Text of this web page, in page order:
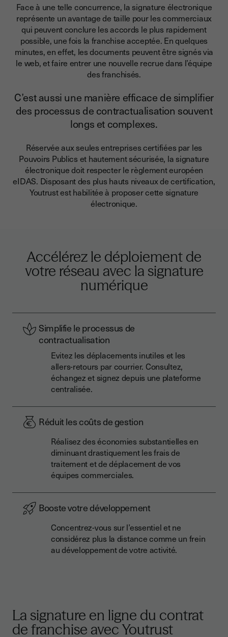
Face à une telle concurrence, la signature électronique
représente un avantage de taille pour les commerciaux
qui peuvent conclure les accords le plus rapidement
possible, une fois la franchise acceptée. En quelques
minutes, en effet, les documents peuvent être signés via
le web, et faire entrer une nouvelle recrue dans l’équipe
des franchisés.
C’est aussi une manière efficace de simplifier
des processus de contractualisation souvent
longs et complexes.
Réservée aux seules entreprises certifiées par les
Pouvoirs Publics et hautement sécurisée, la signature
électronique doit respecter le règlement européen
eIDAS. Disposant des plus hauts niveaux de certification,
Youtrust est habilitée à proposer cette signature
électronique.
Accélérez le déploiement de
votre réseau avec la signature
numérique
Simplifie le processus de
contractualisation
Evitez les déplacements inutiles et les
allers-retours par courrier. Consultez,
échangez et signez depuis une plateforme
centralisée.
Réduit les coûts de gestion
Réalisez des économies substantielles en
diminuant drastiquement les frais de
traitement et de déplacement de vos
équipes commerciales.
Booste votre développement
Concentrez-vous sur l’essentiel et ne
considérez plus la distance comme un frein
au développement de votre activité.
La signature en ligne du contrat
de franchise avec Youtrust